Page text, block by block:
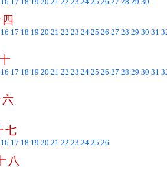
四
16 17 18 19 20 21 22 23 24 25 26 27 28 29 30 31
十
16 17 18 19 20 21 22 23 24 25 26 27 28 29 30 31
六
七
16 17 18 19 20 21 22 23 24 25 26
八